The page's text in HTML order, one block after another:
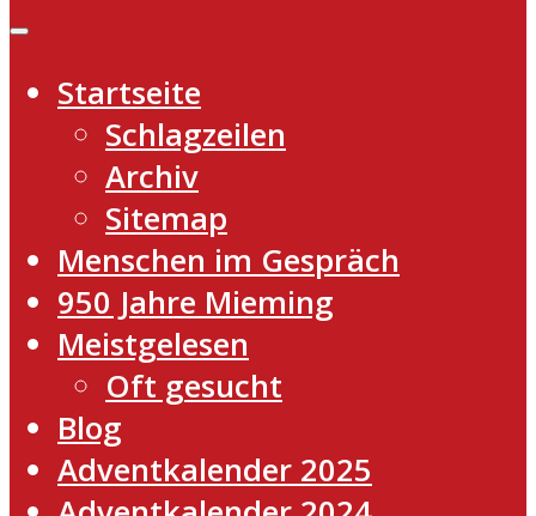
Startseite
Schlagzeilen
Archiv
Sitemap
Menschen im Gespräch
950 Jahre Mieming
Meistgelesen
Oft gesucht
Blog
Adventkalender 2025